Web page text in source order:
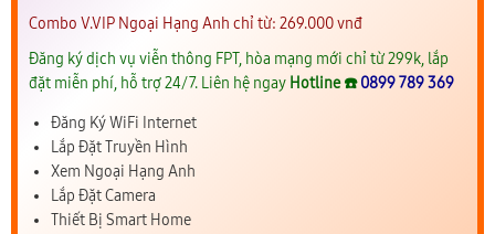
Combo V.VIP Ngoại Hạng Anh chỉ từ: 269.000 vnđ
Đăng ký dịch vụ viễn thông FPT, hòa mạng mới chỉ từ 299k, lắp
đặt miễn phí, hỗ trợ 24/7. Liên hệ ngay Hotline ☎️0899 789 369
Đăng Ký WiFi Internet
Lắp Đặt Truyền Hình
Xem Ngoại Hạng Anh
Lắp Đặt Camera
Thiết Bị Smart Home